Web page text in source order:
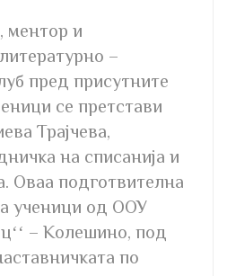
ментор и
–
пред присутните
се претстави
Трајчева,
на списанија и
Оваа подготвителна
ученици од ООУ
– Колешино, под
по